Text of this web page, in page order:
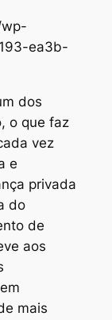
ea3b-
dos
o que faz
vez
e
privada
do
de
aos
mais